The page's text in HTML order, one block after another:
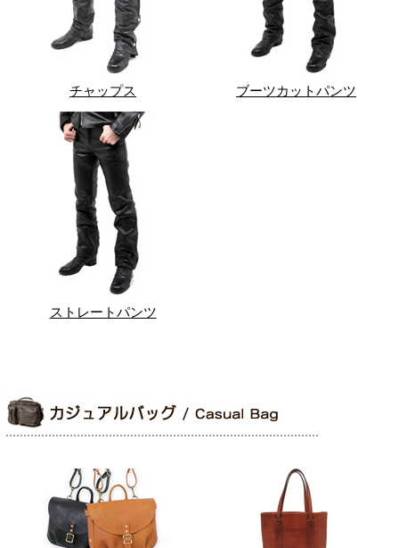
チャップス ブーツカットパンツ
ストレートパンツ